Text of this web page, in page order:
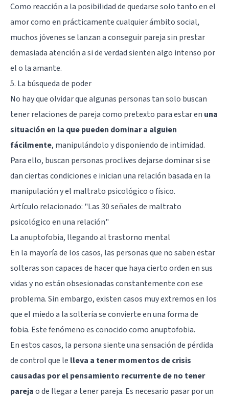
Como reacción a la posibilidad de quedarse solo tanto en el
amor como en prácticamente cualquier ámbito social,
muchos jóvenes se lanzan a conseguir pareja sin prestar
demasiada atención a si de verdad sienten algo intenso por
el o la amante.
5. La búsqueda de poder
No hay que olvidar que algunas personas tan solo buscan
tener relaciones de pareja como pretexto para estar en una
situación en la que pueden dominar a alguien
fácilmente, manipulándolo y disponiendo de intimidad.
Para ello, buscan personas proclives dejarse dominar si se
dan ciertas condiciones e inician una relación basada en la
manipulación y el maltrato psicológico o físico.
Artículo relacionado: "Las 30 señales de maltrato
psicológico en una relación"
La anuptofobia, llegando al trastorno mental
En la mayoría de los casos, las personas que no saben estar
solteras son capaces de hacer que haya cierto orden en sus
vidas y no están obsesionadas constantemente con ese
problema. Sin embargo, existen casos muy extremos en los
que el miedo a la soltería se convierte en una forma de
fobia. Este fenómeno es conocido comoanuptofobia.
En estos casos, la persona siente una sensación de pérdida
de control que le lleva a tener momentos de crisis
causadas por el pensamiento recurrente de no tener
parejao de llegar a tener pareja. Es necesario pasar por un